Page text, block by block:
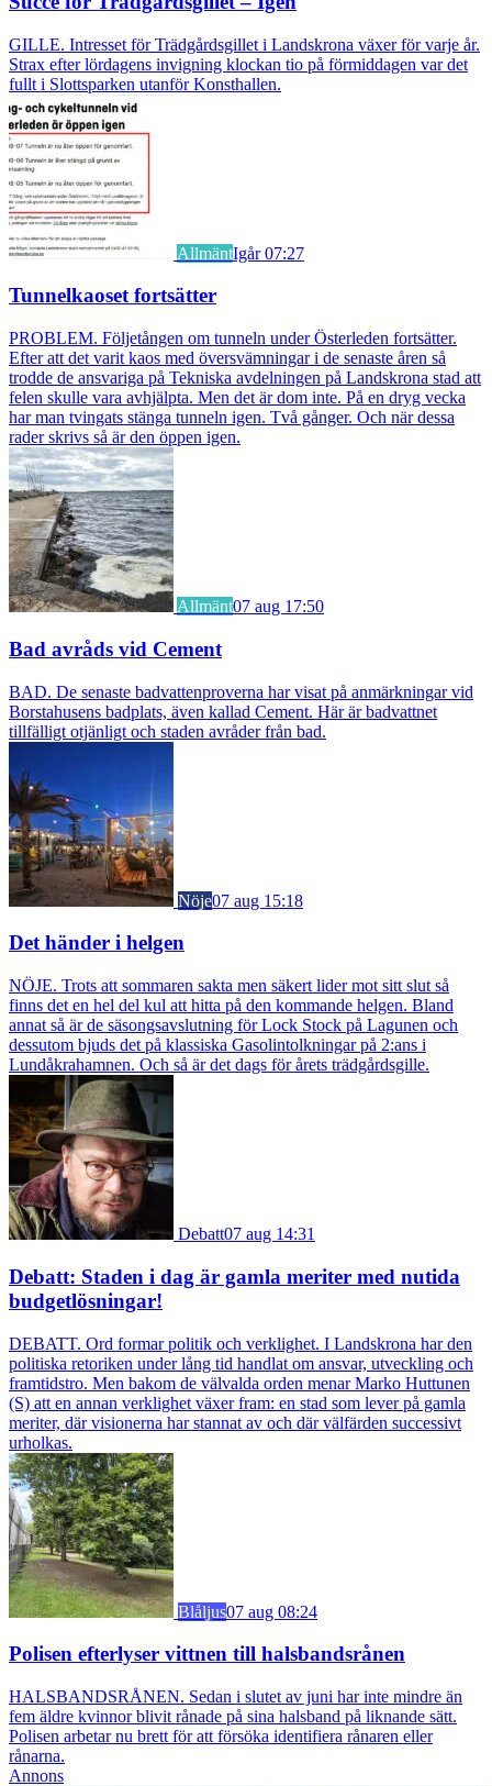
GILLE. Intresset för Trädgårdsgillet i Landskrona växer för varje år.
Strax efter lördagens invigning klockan tio på förmiddagen var det
fullt i Slottsparken utanför Konsthallen.
AllmäntIgår 07:27
Tunnelkaoset fortsätter
PROBLEM. Följetången om tunneln under Österleden fortsätter.
Efter att det varit kaos med översvämningar i de senaste åren så
trodde de ansvariga på Tekniska avdelningen på Landskrona stad att
felen skulle vara avhjälpta. Men det är dom inte. På en dryg vecka
har man tvingats stänga tunneln igen. Två gånger. Och när dessa
rader skrivs så är den öppen igen.
Allmänt07 aug 17:50
Bad avråds vid Cement
BAD. De senaste badvattenproverna har visat på anmärkningar vid
Borstahusens badplats, även kallad Cement. Här är badvattnet
tillfälligt otjänligt och staden avråder från bad.
Nöje07 aug 15:18
Det händer i helgen
NÖJE. Trots att sommaren sakta men säkert lider mot sitt slut så
finns det en hel del kul att hitta på den kommande helgen. Bland
annat så är de säsongsavslutning för Lock Stock på Lagunen och
dessutom bjuds det på klassiska Gasolintolkningar på 2:ans i
Lundåkrahamnen. Och så är det dags för årets trädgårdsgille.
Debatt07 aug 14:31
Debatt: Staden i dag är gamla meriter med nutida
budgetlösningar!
DEBATT. Ord formar politik och verklighet. I Landskrona har den
politiska retoriken under lång tid handlat om ansvar, utveckling och
framtidstro. Men bakom de välvalda orden menar Marko Huttunen
(S) att en annan verklighet växer fram: en stad som lever på gamla
meriter, där visionerna har stannat av och där välfärden successivt
urholkas.
Blåljus07 aug 08:24
Polisen efterlyser vittnen till halsbandsrånen
HALSBANDSRÅNEN. Sedan i slutet av juni har inte mindre än
fem äldre kvinnor blivit rånade på sina halsband på liknande sätt.
Polisen arbetar nu brett för att försöka identifiera rånaren eller
rånarna.
Annons